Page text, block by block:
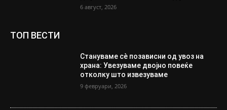
6 август, 2026
ТОП ВЕСТИ
Стануваме сè позависни од увоз на
храна: Увезуваме двојно повеќе
отколку што извезуваме
9 февруари, 2026